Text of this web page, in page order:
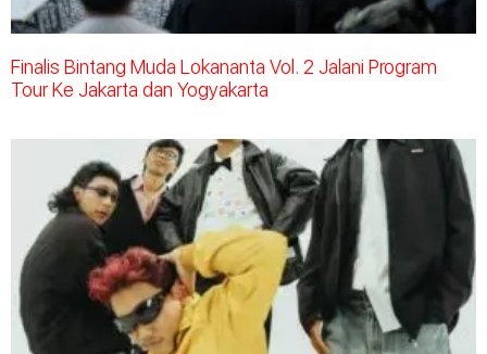
Finalis Bintang Muda Lokananta Vol. 2 Jalani Program
Tour Ke Jakarta dan Yogyakarta